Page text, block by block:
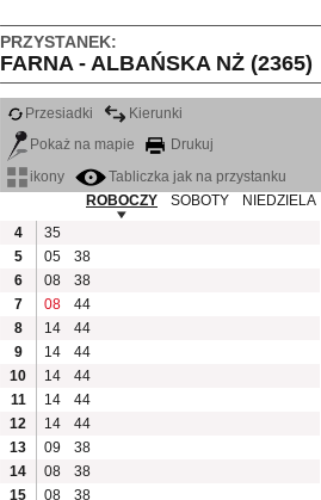
PRZYSTANEK:
FARNA - ALBAŃSKA NŻ (2365)
Przesiadki
Kierunki
Pokaż na mapie
Drukuj
ikony
Tabliczka jak na przystanku
ROBOCZY
SOBOTY
NIEDZIELA
4
35
5
05
38
6
08
38
7
08
44
8
14
44
9
14
44
10
14
44
11
14
44
12
14
44
13
09
38
14
08
38
15
08
38